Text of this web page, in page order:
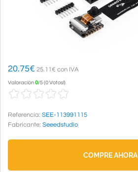
20.75€ 25.11€ con IVA
Valoración0/5(0 Votos!)
Referencia: SEE-113991115
Fabricante: Seeedstudio
COMPRE AHORA